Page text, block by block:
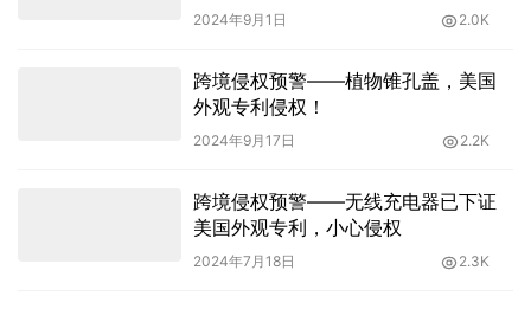
2024年9月1日 2.0K
跨境侵权预警——植物锥孔盖，美国
外观专利侵权！
2024年9月17日 2.2K
跨境侵权预警——无线充电器已下证
美国外观专利，小心侵权
2024年7月18日 2.3K